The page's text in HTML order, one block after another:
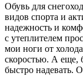
Обувь для
видов спорта и
надежность и
с утеплителем
мои ноги от
скоростью. А еще,
быстро надевать.